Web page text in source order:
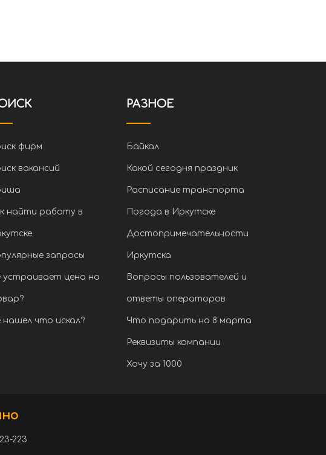
фирм
вакансий
найти работу в
запросы
устраивает цена на
нашел что искал?
РАЗНОЕ
Байкал
Какой сегодня праздник
Расписание транспорта
Погода в Иркутске
Достопримечательности
Иркутска
Вопросы пользователей и
ответы операторов
Что подарить на 8 марта
Реквизиты компании
Хочу за 1000
223